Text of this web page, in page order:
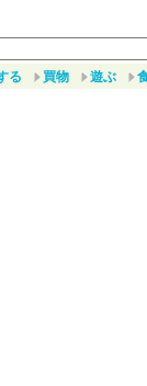
る 買物 遊ぶ